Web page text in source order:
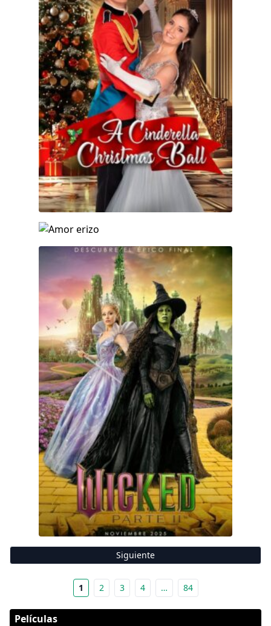
Amor erizo
Wicked Parte II
1 2 3 4 … 84
Siguiente
Películas